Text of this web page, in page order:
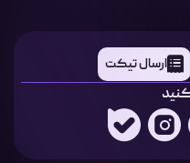
ارسال تیکت